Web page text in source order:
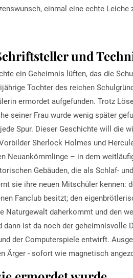
einmal eine echte Leiche
und
ein Geheimnis lüften, das die
Tochter des reichen
ermordet aufgefunden. Trotz
seiner Frau wurde wenig später
Spur. Dieser Geschichte will die
Sherlock Holmes und
Neuankömmlinge – in dem
Gebäuden, die als Schlaf-
sie ihre neuen Mitschüler kennen:
Fanclub besitzt; den
Naturgewalt daherkommt und den
ist da noch der geheimnisvolle
der Computerspiele entwirft.
Ärger - sofort wie magnetisch